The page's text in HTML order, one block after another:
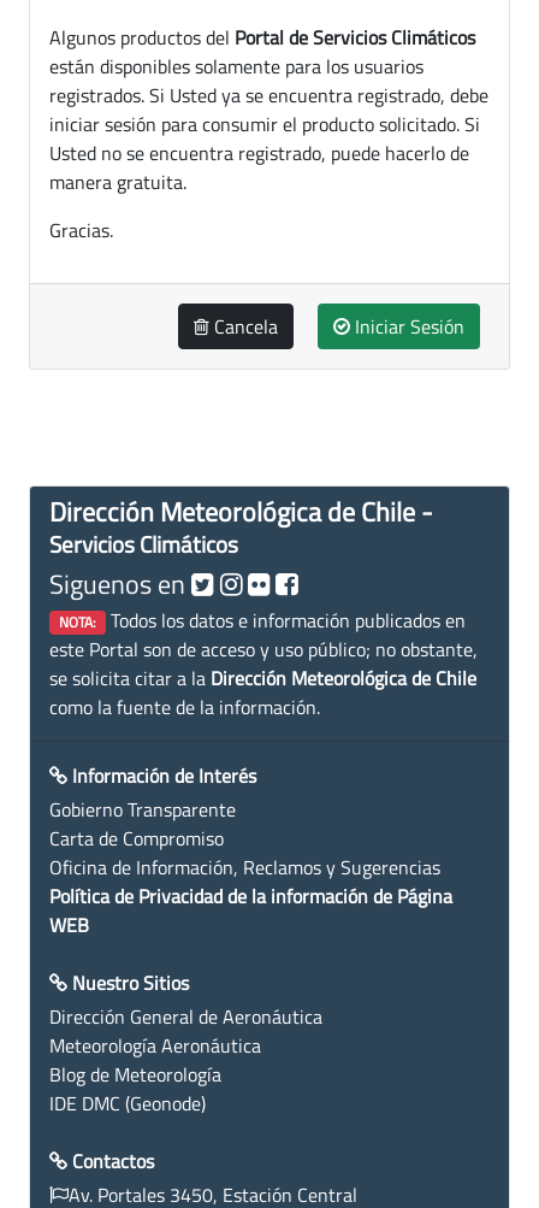
Algunos productos del Portal de Servicios Climáticos
están disponibles solamente para los usuarios
registrados. Si Usted ya se encuentra registrado, debe
iniciar sesión para consumir el producto solicitado. Si
Usted no se encuentra registrado, puede hacerlo de
manera gratuita.
Gracias.
Cancela Iniciar Sesión
Dirección Meteorológica de Chile -
Servicios Climáticos
Siguenos en
NOTA: Todos los datos e información publicados en
este Portal son de acceso y uso público; no obstante,
se solicita citar a la Dirección Meteorológica de Chile
como la fuente de la información.
Información de Interés
Gobierno Transparente
Carta de Compromiso
Oficina de Información, Reclamos y Sugerencias
Política de Privacidad de la información de Página
WEB
Nuestro Sitios
Dirección General de Aeronáutica
Meteorología Aeronáutica
Blog de Meteorología
IDE DMC (Geonode)
Contactos
Av. Portales 3450, Estación Central